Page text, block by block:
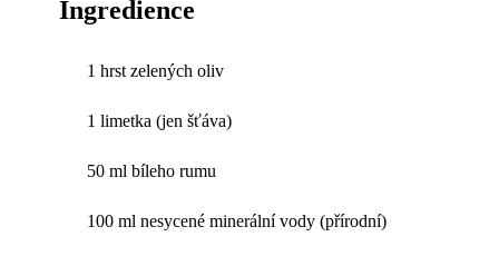
Ingredience
1 hrst zelených oliv
1 limetka (jen šťáva)
50 ml bíleho rumu
100 ml nesycené minerální vody (přírodní)